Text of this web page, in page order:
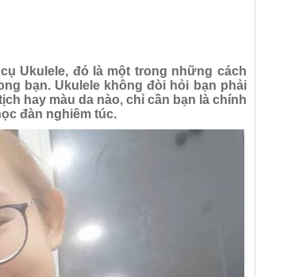
Ukulele, đó là một trong những cách
bạn. Ukulele không đòi hỏi bạn phải
hay màu da nào, chỉ cần bạn là chính
đàn nghiêm túc.